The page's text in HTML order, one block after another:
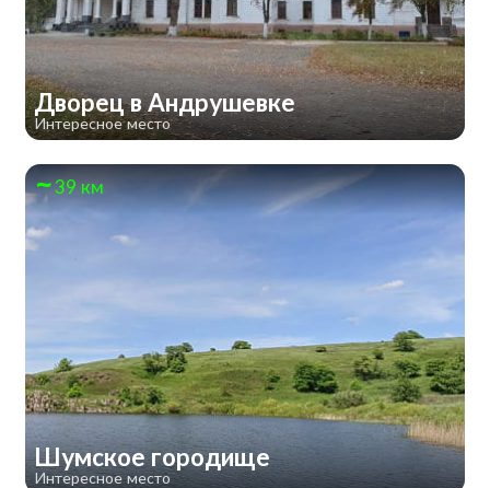
Дворец в Андрушевке
Интересное место
39 км
Шумское городище
Интересное место